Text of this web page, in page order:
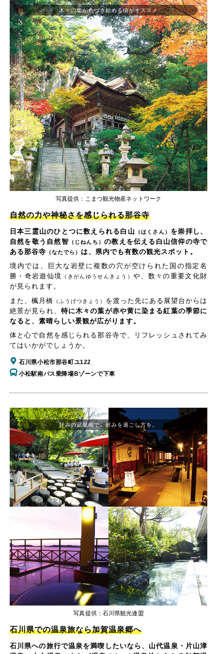
木々の葉が色づき始める頃がオススメ
写真提供：こまつ観光物産ネットワーク
自然の力や神秘さを感じられる那谷寺
日本三霊山のひとつに数えられる白山 （はくさん） を崇拝し、
自然を敬う自然智 （じねんち）の教えを伝える白山信仰の寺で
ある那谷寺 （なたでら） は、県内でも有数の観光スポット。
境内では、巨大な岩壁に複数の穴が空けられた国の指定名
勝・奇岩遊仙境
（きがんゆうせんきょう）や、数々の重要文化財
が見られます。
また、楓月橋 （ふうげつきょう） を渡った先にある展望台からは
絶景が見られ、 特に木々の葉が赤や黄に染まる紅葉の季節に
なると、素晴らしい景観が広がります。
体と心で自然を感じられる那谷寺で、リフレッシュされてみ
てはいかがでしょうか。
石川県小松市那谷町ユ122
小松駅南バス乗降場Bゾーンで下車
石川県での温泉旅なら加賀温泉郷へ
石川県への旅行で温泉を満喫したいなら、山代温泉・片山津
好みの温泉地で、好みを過ごし方を。
写真提供：石川県観光連盟